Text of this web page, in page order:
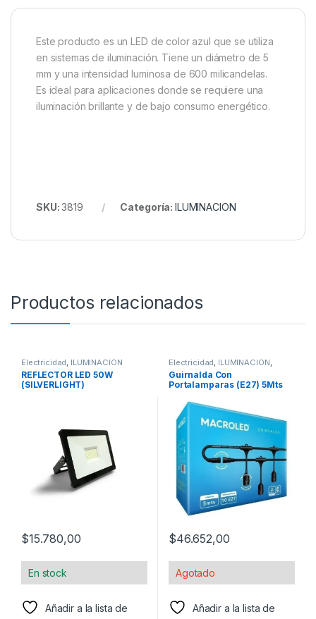
Este producto es un LED de color azul que se utiliza
en sistemas de iluminación. Tiene un diámetro de 5
mm y una intensidad luminosa de 600 milicandelas.
Es ideal para aplicaciones donde se requiere una
iluminación brillante y de bajo consumo energético.
SKU:3819 Categoría: ILUMINACION
Productos relacionados
Electricidad ILUMINACION
REFLECTOR LED 50W
(SILVERLIGHT)
$15.780,00
En stock
Añadir a la lista de
Electricidad ILUMINACIÓN
ILUMINACION
Guirnalda Con
Portalamparas (E27) 5Mts
$46.652,00
Agotado
Añadir a la lista de